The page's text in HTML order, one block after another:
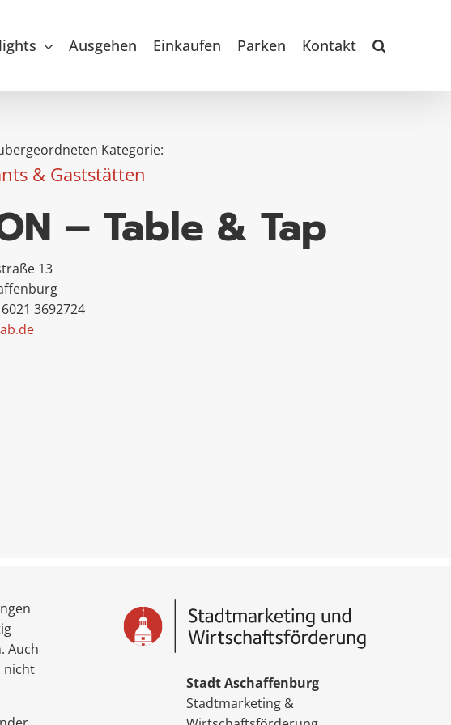
Ausgehen Einkaufen Parken Kontakt
Kategorie:
& Gaststätten
– Table & Tap
13
3692724
Auch
nicht
Stadt Aschaffenburg
Stadtmarketing &